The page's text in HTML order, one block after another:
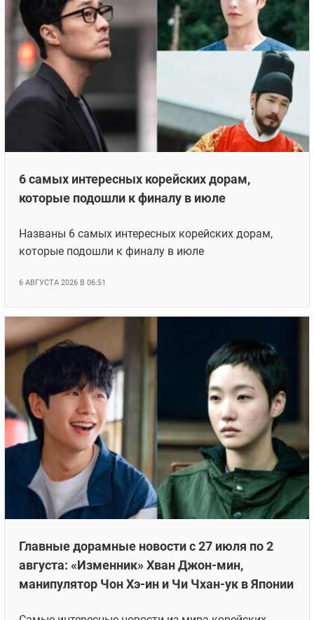
6 самых интересных корейских дорам,
которые подошли к финалу в июле
Названы 6 самых интересных корейских дорам,
которые подошли к финалу в июле
6 АВГУСТА 2026 В 06:51
Главные дорамные новости с 27 июля по 2
августа: «Изменник» Хван Джон-мин,
манипулятор Чон Хэ-ин и Чи Чхан-ук в Японии